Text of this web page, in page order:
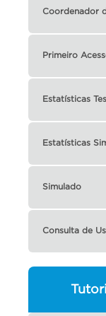
Coordenador
Primeiro
Estatísticas
Estatísticas
Simulado
Consulta de